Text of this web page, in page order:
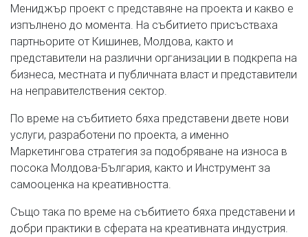
Мениджър проект с представяне на проекта и какво е
изпълнено до момента. На събитието присъстваха
партньорите от Кишинев, Молдова, както и
представители на различни организации в подкрепа на
бизнеса, местната и публичната власт и представители
на неправителствения сектор.
По време на събитието бяха представени двете нови
услуги, разработени по проекта, а именно
Маркетингова стратегия за подобряване на износа в
посока Молдова-България, както и Инструмент за
самооценка на креативността.
Също така по време на събитието бяха представени и
добри практики в сферата на креативната индустрия.